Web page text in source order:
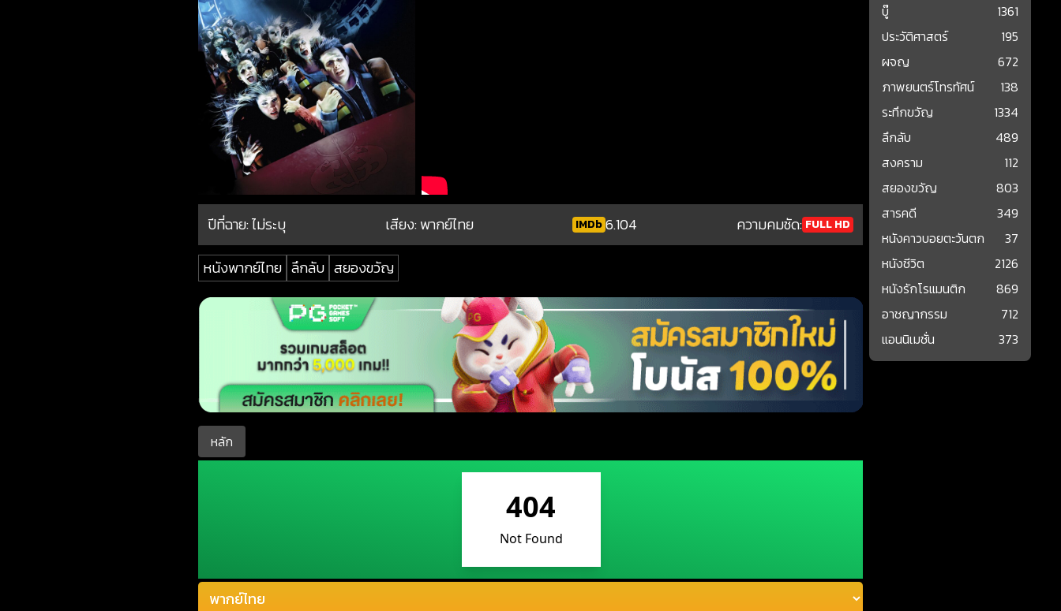
ปีที่ฉาย:ไม่ระบุ เสียง: พากย์ไทย IMDb 6.104 ความคมชัด: FULL HD
หนังพากย์ไทย ลึกลับ สยองขวัญ
หลัก
บู๊
1361
ประวัติศาสตร์
195
ผจญ
672
ภาพยนตร์โทรทัศน์
138
ระทึกขวัญ
1334
ลึกลับ
489
สงคราม
112
สยองขวัญ
803
สารคดี
349
หนังคาวบอยตะวันตก
37
หนังชีวิต
2126
หนังรักโรแมนติก
869
อาชญากรรม
712
แอนนิเมชั่น
373